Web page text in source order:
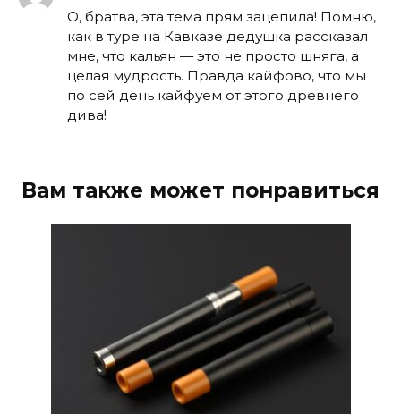
О, братва, эта тема прям зацепила! Помню,
как в туре на Кавказе дедушка рассказал
мне, что кальян — это не просто шняга, а
целая мудрость. Правда кайфово, что мы
по сей день кайфуем от этого древнего
дива!
Вам также может понравиться